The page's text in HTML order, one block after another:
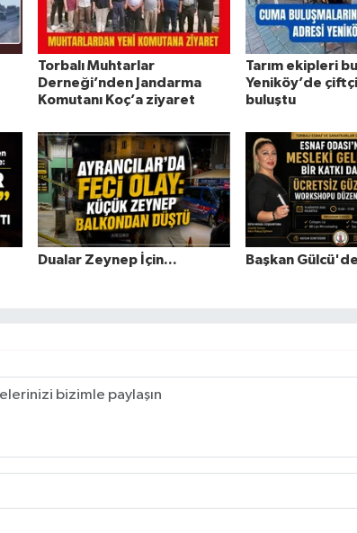
Torbalı Muhtarlar
Derneği’nden Jandarma
Komutanı Koç’a ziyaret
Tarım ekipleri
Yeniköy’de
buluştu
Dualar Zeynep İçin... Başkan